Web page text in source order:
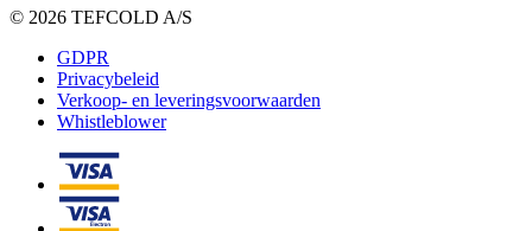
© 2026 TEFCOLD A/S
GDPR
Privacybeleid
Verkoop- en leveringsvoorwaarden
Whistleblower